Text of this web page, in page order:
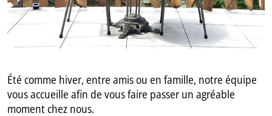
Été comme hiver, entre amis ou en famille, notre équipe
vous accueille afin de vous faire passer un agréable
moment chez nous.